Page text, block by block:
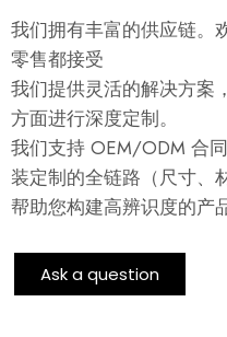
我们拥有丰富的供应链。
零售都接受
我们提供灵活的解决方案
方面进行深度定制。
我们支持 OEM/ODM 合
装定制的全链路（尺寸、
帮助您构建高辨识度的产
Ask a question